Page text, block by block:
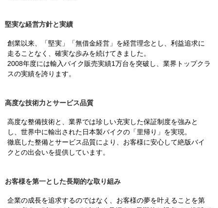
堅実な経営方針と実績
創業以来、「堅実」「無借金経営」を経営理念とし、利益追求に
走ることなく、確実な歩みを続けてきました。
2008年度には輸入バイク販売実績1万台を突破し、業界トップクラ
スの実績を誇ります。
高度な技術力とサービス品質
高度な整備技術と、業界では珍しい充実した保証制度を強みと
し、世界中に輸出された日本製バイクの「里帰り」を実現。
徹底した整備とサービス品質により、お客様に安心して絶版バイ
クとの出会いを提供しています。
お客様を第一とした長期的な取り組み
企業の成長を追求するのではなく、お客様の夢を叶えることを第